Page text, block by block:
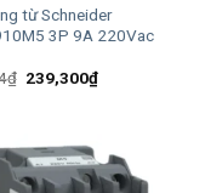
từ Schneider
3P 9A 220Vac
₫ Giá
239,300₫Giá
hiện